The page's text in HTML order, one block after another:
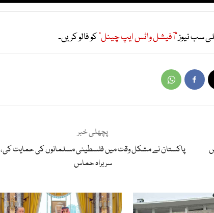
سب نیوز"آفیشل واٹس ایپ چینل"کو فالو کریں۔
پچھلی خبر
پاکستان نے مشکل وقت میں فلسطینی مسلمانوں کی حمایت کی،
سربراہ حماس